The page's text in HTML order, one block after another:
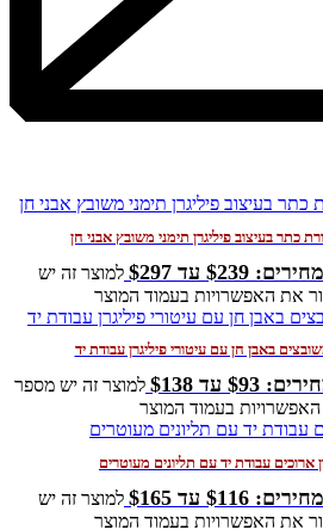
כתר בעיצוב פיליגרן תימני משובץ אבני חן
⁦$239⁩ עד ⁦$297⁩
למוצר זה יש
את האפשרויות בעמוד המוצר
באבן חן עם עיטורי פיליגרן עבודת יד
עד ⁦$138⁩
למוצר זה יש מספר
האפשרויות בעמוד המוצר
ארוכים עבודת יד עם תליונים מעוטרים
⁦$116⁩ עד ⁦$165⁩
למוצר זה יש
את האפשרויות בעמוד המוצר